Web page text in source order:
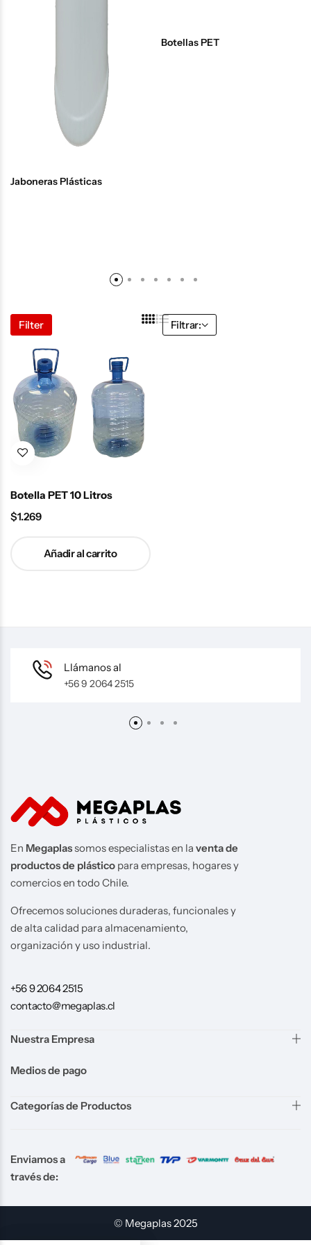
Jaboneras Plásticas
Botellas PET
Filter Filtrar:
Botella PET 10 Litros
$1.269
Añadir al carrito
Llámanos al
+56 9 2064 2515
En Megaplassomos especialistas en la venta de
productos de plástico para empresas, hogares y
comercios en todo Chile.
Ofrecemos soluciones duraderas, funcionales y
de alta calidad para almacenamiento,
organización y uso industrial.
+56 9 2064 2515
contacto@megaplas.cl
Nuestra Empresa
Medios de pago
Categorías de Productos
Enviamos a
través de:
© Megaplas 2025